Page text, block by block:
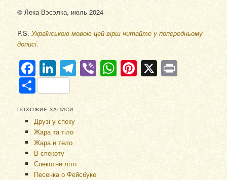
© Лека Вэсэлка, июль 2024
P.S.Українською мовою цей вірш читайте у попередньому
дописі.
Facebook
LinkedIn
Telegram
ViberWhatsApp
Pinterest
X
Отправить
ПОХОЖИЕ ЗАПИСИ
Друзі у спеку
Жара та тіло
Жара и тело
В спекоту
Спекотне літо
Песенка о Фейсбуке